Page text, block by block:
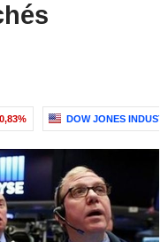
DOW JONES